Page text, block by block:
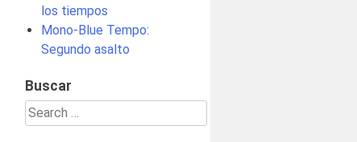
los tiempos
Mono-Blue Tempo:
Segundo asalto
Buscar
Search
for: